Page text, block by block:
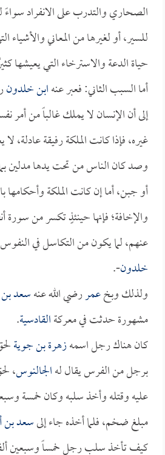
الصحاري والتدرب على الانفراد سواءً
للسير، أو لغيرها من المعاني
حياة الدعة والاسترخاء التي يعيشها
أما السبب الثاني: فعبر عنهابن خلدون
إلى أن الإنسان لا يملك غالباً من أمر
غيره، فإذا كانت الملكة رفيقة عادلة،
وصد كان الناس من تحت يدها مدلين
أو جبن، أما إن كانت الملكة وأحكامها
والإخافة؛ فإنها حينئذٍ تكسر من سورة
عنهم، لما يكون من التكاسل في
خلدون-.
ولذلك وبخعمررضي الله عنهسعد
مشهورة حدثت في معركةالقادسية.
كان هناك رجل اسمهزهرة بن جوية
برجل من الفرس يقال لهالجالنوس،
عليه وقتله وأخذ سلبه وكان خمسة
مبلغ ضخم، فلما أخذه جاء إلىسعد بن
كيف تأخذ سلب رجل خمساً وسبعين